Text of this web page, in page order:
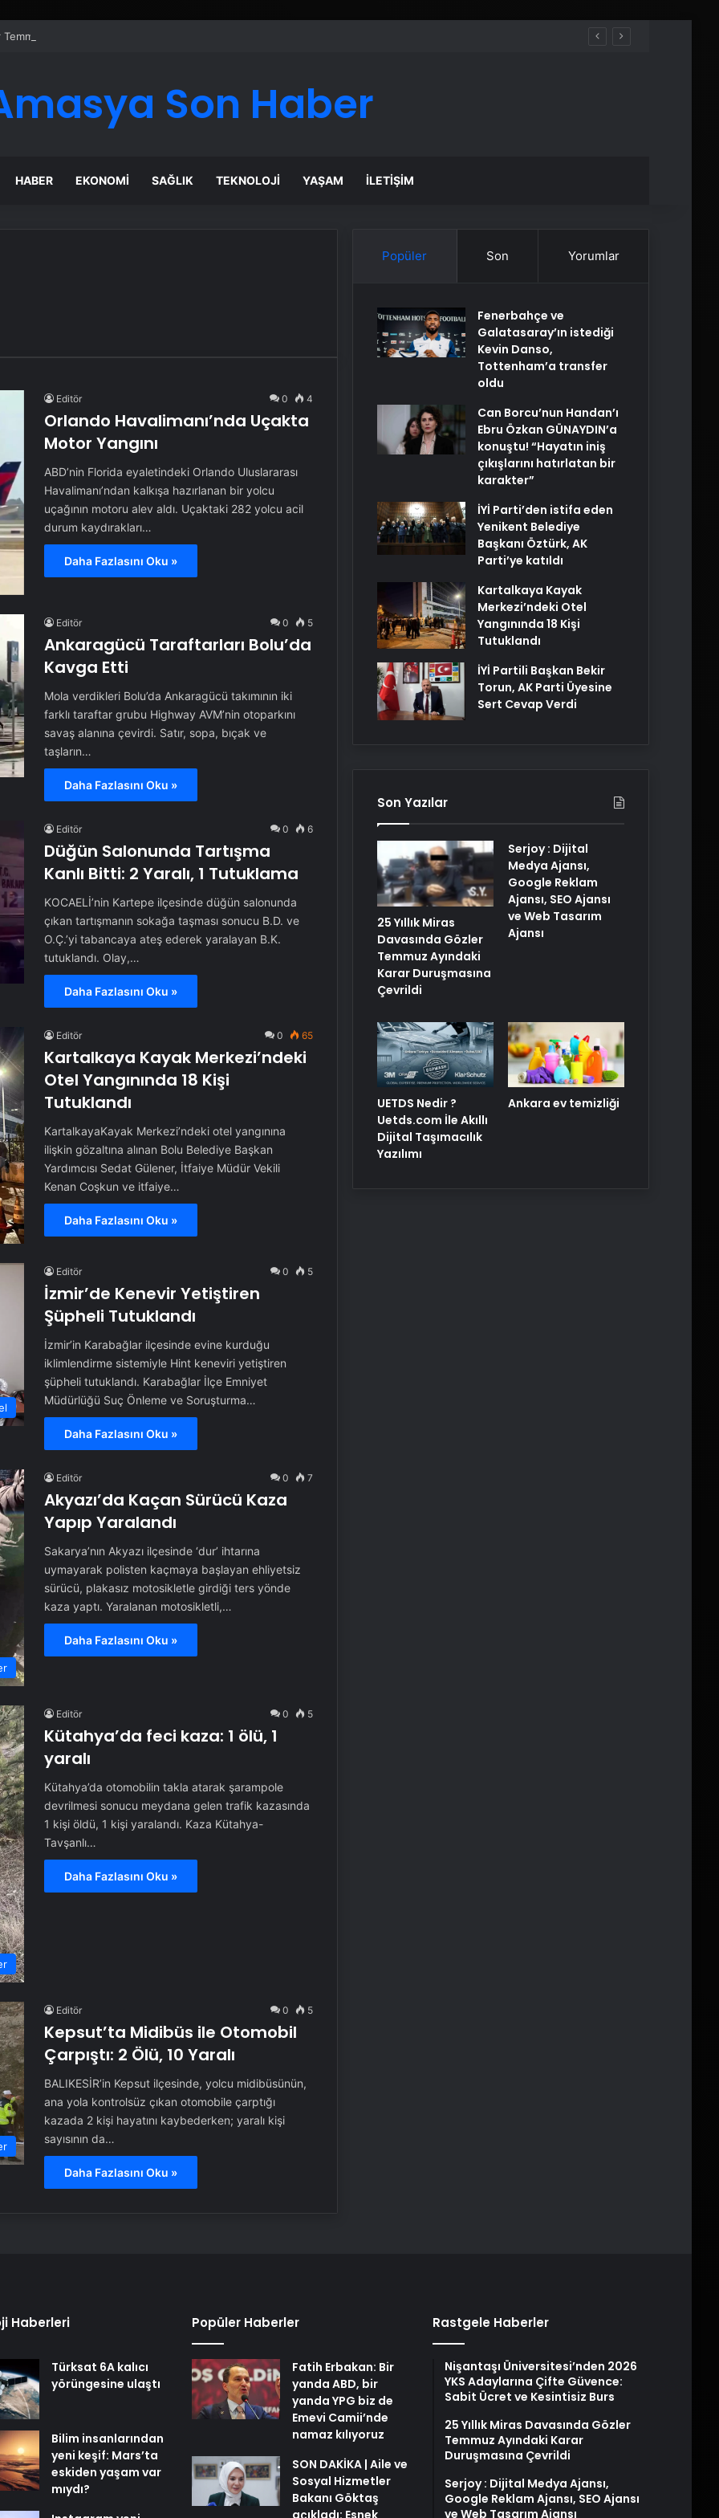
Ayındaki Karar Duruşmasına Çevrildi
Son Haber
HABER EKONOMI SAĞLIK TEKNOLOJI YAŞAM İLETIŞIM
Editör 0 4
Orlando Havalimanı’nda Uçakta
Motor Yangını
ABD’nin Florida eyaletindeki Orlando Uluslararası
Havalimanı’ndan kalkışa hazırlanan bir yolcu
uçağının motoru alev aldı. Uçaktaki 282 yolcu acil
durum kaydırakları…
Daha Fazlasını Oku »
Editör 0 5
Ankaragücü Taraftarları Bolu’da
Kavga Etti
Mola verdikleri Bolu’da Ankaragücü takımının iki
farklı taraftar grubu Highway AVM’nin otoparkını
savaş alanına çevirdi. Satır, sopa, bıçak ve
taşların…
Daha Fazlasını Oku »
Editör 0 6
Düğün Salonunda Tartışma
Kanlı Bitti: 2 Yaralı, 1 Tutuklama
KOCAELİ’nin Kartepe ilçesinde düğün salonunda
çıkan tartışmanın sokağa taşması sonucu B.D. ve
O.Ç.’yi tabancaya ateş ederek yaralayan B.K.
tutuklandı. Olay,…
Daha Fazlasını Oku »
Editör 0 65
Kartalkaya Kayak Merkezi’ndeki
Otel Yangınında 18 Kişi
Tutuklandı
KartalkayaKayak Merkezi’ndeki otel yangınına
ilişkin gözaltına alınan Bolu Belediye Başkan
Yardımcısı Sedat Gülener, İtfaiye Müdür Vekili
Kenan Coşkun ve itfaiye…
Daha Fazlasını Oku »
Editör 0 5
İzmir’de Kenevir Yetiştiren
Şüpheli Tutuklandı
İzmir’in Karabağlar ilçesinde evine kurduğu
iklimlendirme sistemiyle Hint keneviri yetiştiren
şüpheli tutuklandı. Karabağlar İlçe Emniyet
Müdürlüğü Suç Önleme ve Soruşturma…
Daha Fazlasını Oku »
Editör 0 7
Akyazı’da Kaçan Sürücü Kaza
Yapıp Yaralandı
Sakarya’nın Akyazı ilçesinde ‘dur’ ihtarına
uymayarak polisten kaçmaya başlayan ehliyetsiz
sürücü, plakasız motosikletle girdiği ters yönde
kaza yaptı. Yaralanan motosikletli,…
Daha Fazlasını Oku »
Editör 0 5
Kütahya’da feci kaza: 1 ölü, 1
yaralı
Kütahya’da otomobilin takla atarak şarampole
devrilmesi sonucu meydana gelen trafik kazasında
1 kişi öldü, 1 kişi yaralandı. Kaza Kütahya-
Tavşanlı…
Daha Fazlasını Oku »
Editör 0 5
Kepsut’ta Midibüs ile Otomobil
Çarpıştı: 2 Ölü, 10 Yaralı
BALIKESİR’in Kepsut ilçesinde, yolcu midibüsünün,
ana yola kontrolsüz çıkan otomobile çarptığı
kazada 2 kişi hayatını kaybederken; yaralı kişi
sayısının da…
Daha Fazlasını Oku »
Popüler Son Yorumlar
Fenerbahçe ve
Galatasaray’ın istediği
Kevin Danso,
Tottenham’a transfer
oldu
Can Borcu’nun Handan’ı
Ebru Özkan GÜNAYDIN’a
konuştu! “Hayatın iniş
çıkışlarını hatırlatan bir
karakter”
İYİ Parti’den istifa eden
Yenikent Belediye
Başkanı Öztürk, AK
Parti’ye katıldı
Kartalkaya Kayak
Merkezi’ndeki Otel
Yangınında 18 Kişi
Tutuklandı
İYİ Partili Başkan Bekir
Torun, AK Parti Üyesine
Sert Cevap Verdi
Son Yazılar
25 Yıllık Miras
Davasında Gözler
Temmuz Ayındaki
Karar Duruşmasına
Çevrildi
Serjoy : Dijital
Medya Ajansı,
Google Reklam
Ajansı, SEO Ajansı
ve Web Tasarım
Ajansı
UETDS Nedir ?
Uetds.com İle Akıllı
Dijital Taşımacılık
Yazılımı
Ankara ev temizliği
Haberleri
Türksat 6A kalıcı
yörüngesine ulaştı
Bilim insanlarından
yeni keşif: Mars’ta
eskiden yaşam var
mıydı?
Popüler Haberler
Fatih Erbakan: Bir
yanda ABD, bir
yanda YPG biz de
Emevi Camii’nde
namaz kılıyoruz
SON DAKİKA | Aile ve
Sosyal Hizmetler
Bakanı Göktaş
açıkladı: Esnek
Rastgele Haberler
Nişantaşı Üniversitesi’nden 2026
YKS Adaylarına Çifte Güvence:
Sabit Ücret ve Kesintisiz Burs
25 Yıllık Miras Davasında Gözler
Temmuz Ayındaki Karar
Duruşmasına Çevrildi
Serjoy : Dijital Medya Ajansı,
Google Reklam Ajansı, SEO Ajansı
ve Web Tasarım Ajansı